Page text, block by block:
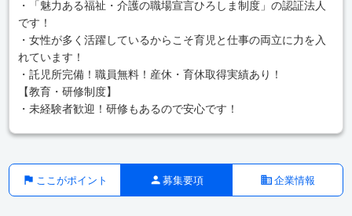
・「魅力ある福祉・介護の職場宣言ひろしま制度」の認証法人
です！
・女性が多く活躍しているからこそ育児と仕事の両立に力を入
れています！
・託児所完備！職員無料！産休・育休取得実績あり！
【教育・研修制度】
・未経験者歓迎！研修もあるので安心です！
ここがポイント 募集要項 企業情報